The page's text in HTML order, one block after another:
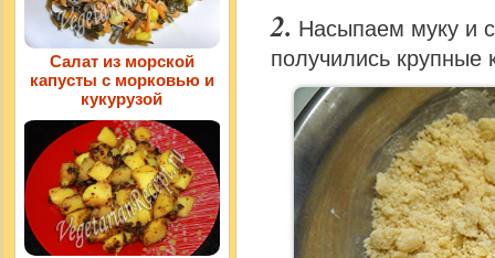
Насыпаем муку и
получились крупные
Салат из морской
капусты с морковью и
кукурузой